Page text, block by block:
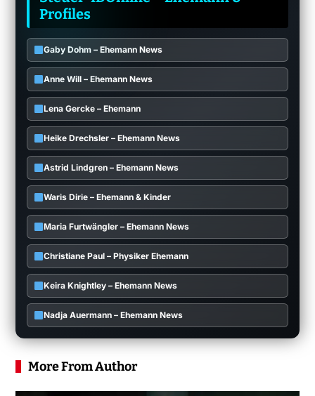
Profiles
Gaby Dohm – Ehemann News
Anne Will – Ehemann News
Lena Gercke – Ehemann
Heike Drechsler – Ehemann News
Astrid Lindgren – Ehemann News
Waris Dirie – Ehemann & Kinder
Maria Furtwängler – Ehemann News
Christiane Paul – Physiker Ehemann
Keira Knightley – Ehemann News
Nadja Auermann – Ehemann News
More From Author